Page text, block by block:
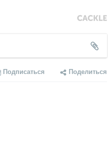
Подписаться Поделиться